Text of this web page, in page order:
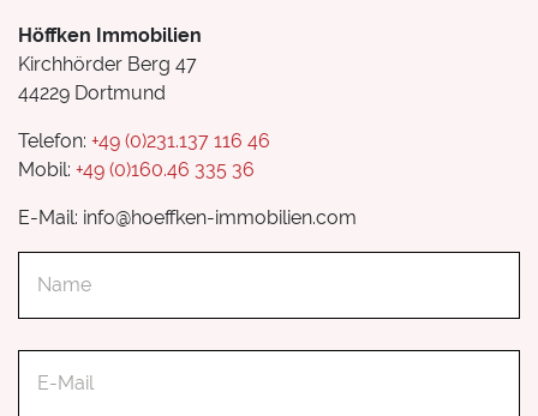
Höffken Immobilien
Kirchhörder Berg 47
44229 Dortmund
Telefon: +49 (0)231.137 116 46
Mobil: +49 (0)160.46 335 36
E-Mail: info@hoeffken-immobilien.com